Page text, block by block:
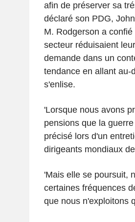
afin de préserver sa
déclaré son PDG,
M. Rodgerson a
secteur réduisaient
demande dans un
tendance en allant au-
s'enlise.
'Lorsque nous avons
pensions que la
précisé lors d'un
dirigeants mondiaux
'Mais elle se poursuit,
certaines fréquences
que nous n'exploitons